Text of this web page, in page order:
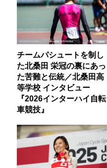
チームパシュートを制し
た北桑田 栄冠の裏にあっ
た苦難と伝統／北桑田高
等学校 インタビュー
『2026インターハイ自転
車競技』